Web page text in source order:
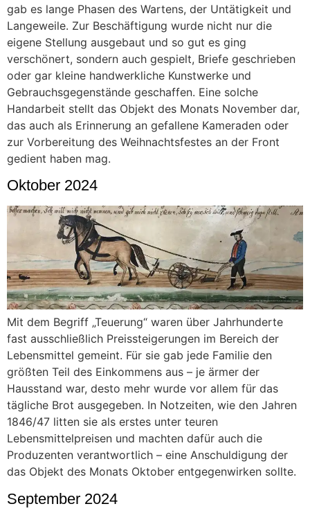
gab es lange Phasen des Wartens, der Untätigkeit und
Langeweile. Zur Beschäftigung wurde nicht nur die
eigene Stellung ausgebaut und so gut es ging
verschönert, sondern auch gespielt, Briefe geschrieben
oder gar kleine handwerkliche Kunstwerke und
Gebrauchsgegenstände geschaffen. Eine solche
Handarbeit stellt das Objekt des Monats November dar,
das auch als Erinnerung an gefallene Kameraden oder
zur Vorbereitung des Weihnachtsfestes an der Front
gedient haben mag.
Oktober 2024
Mit dem Begriff „Teuerung“ waren über Jahrhunderte
fast ausschließlich Preissteigerungen im Bereich der
Lebensmittel gemeint. Für sie gab jede Familie den
größten Teil des Einkommens aus – je ärmer der
Hausstand war, desto mehr wurde vor allem für das
tägliche Brot ausgegeben. In Notzeiten, wie den Jahren
1846/47 litten sie als erstes unter teuren
Lebensmittelpreisen und machten dafür auch die
Produzenten verantwortlich – eine Anschuldigung der
das Objekt des Monats Oktober entgegenwirken sollte.
September 2024